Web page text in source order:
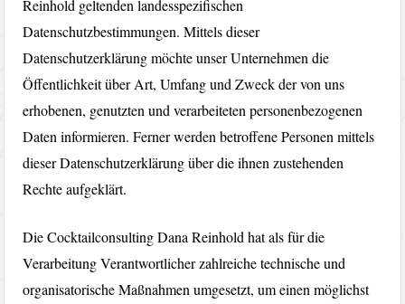
Reinhold geltenden landesspezifischen
Datenschutzbestimmungen. Mittels dieser
Datenschutzerklärung möchte unser Unternehmen die
Öffentlichkeit über Art, Umfang und Zweck der von uns
erhobenen, genutzten und verarbeiteten personenbezogenen
Daten informieren. Ferner werden betroffene Personen mittels
dieser Datenschutzerklärung über die ihnen zustehenden
Rechte aufgeklärt.
Die Cocktailconsulting Dana Reinhold hat als für die
Verarbeitung Verantwortlicher zahlreiche technische und
organisatorische Maßnahmen umgesetzt, um einen möglichst